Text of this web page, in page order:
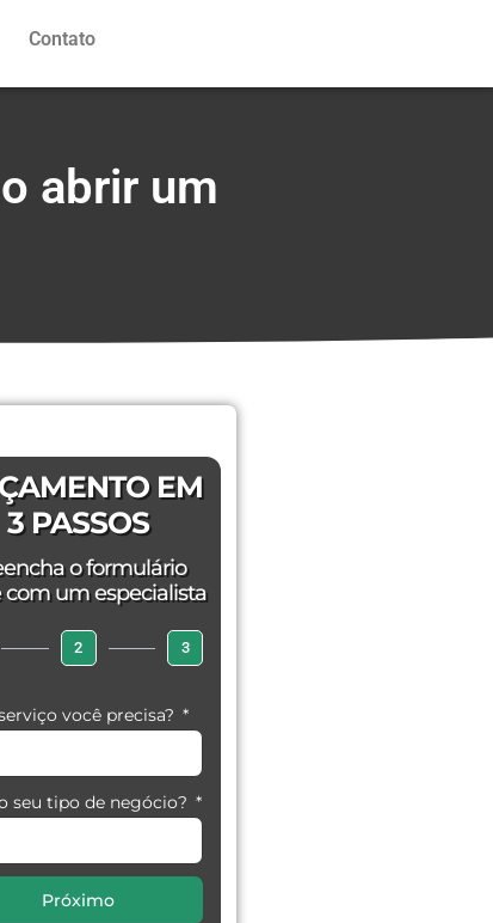
Contato
abrir um
EM
3 PASSOS
o formulário
com um especialista
2 3
você precisa?
seu tipo de negócio?
Próximo